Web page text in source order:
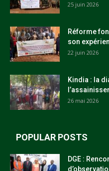
25 juin 2026
Réforme
son
22 juin 2026
Kindia : la
26 mai 2026
POPULAR POSTS
DGE :